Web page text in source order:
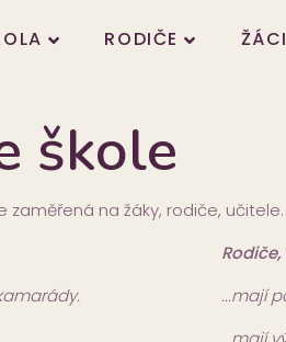
RODIČE ŽÁCI
škole
zaměřená na žáky, rodiče,
Rodiče,
...mají